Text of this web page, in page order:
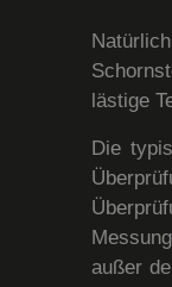
lästige
Die
außer